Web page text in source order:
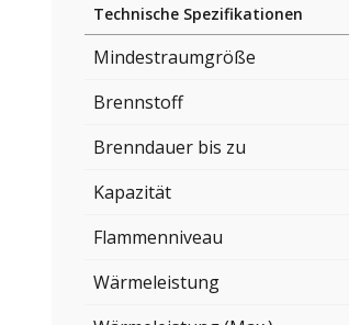
Technische Spezifikationen
Mindestraumgröße
Brennstoff
Brenndauer bis zu
Kapazität
Flammenniveau
Wärmeleistung